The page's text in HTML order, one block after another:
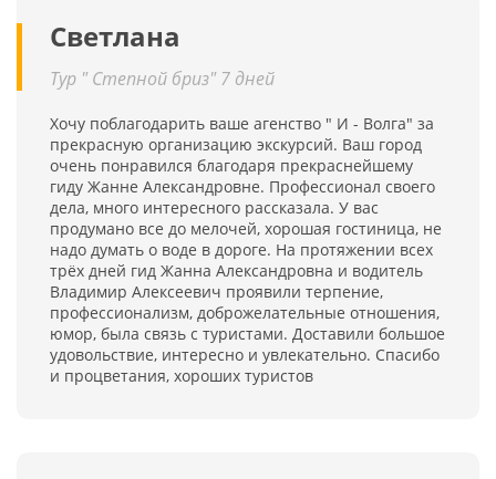
Светлана
Тур " Степной бриз" 7 дней
Хочу поблагодарить ваше агенство " И - Волга" за
прекрасную организацию экскурсий. Ваш город
очень понравился благодаря прекраснейшему
гиду Жанне Александровне. Профессионал своего
дела, много интересного рассказала. У вас
продумано все до мелочей, хорошая гостиница, не
надо думать о воде в дороге. На протяжении всех
трёх дней гид Жанна Александровна и водитель
Владимир Алексеевич проявили терпение,
профессионализм, доброжелательные отношения,
юмор, была связь с туристами. Доставили большое
удовольствие, интересно и увлекательно. Спасибо
и процветания, хороших туристов